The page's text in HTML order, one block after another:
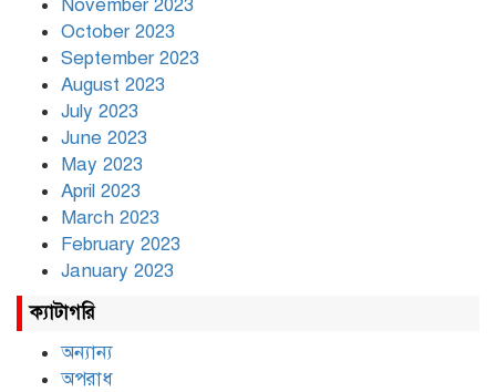
October 2023
September 2023
August 2023
July 2023
June 2023
May 2023
April 2023
March 2023
February 2023
January 2023
ক্যাটাগরি
অন্যান্য
অপরাধ